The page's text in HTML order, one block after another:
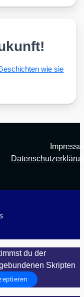
wie sie
du der
Skripten